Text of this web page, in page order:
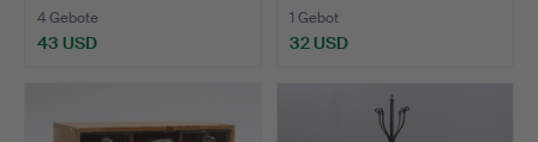
4 Gebote
43 USD
1 Gebot
32 USD